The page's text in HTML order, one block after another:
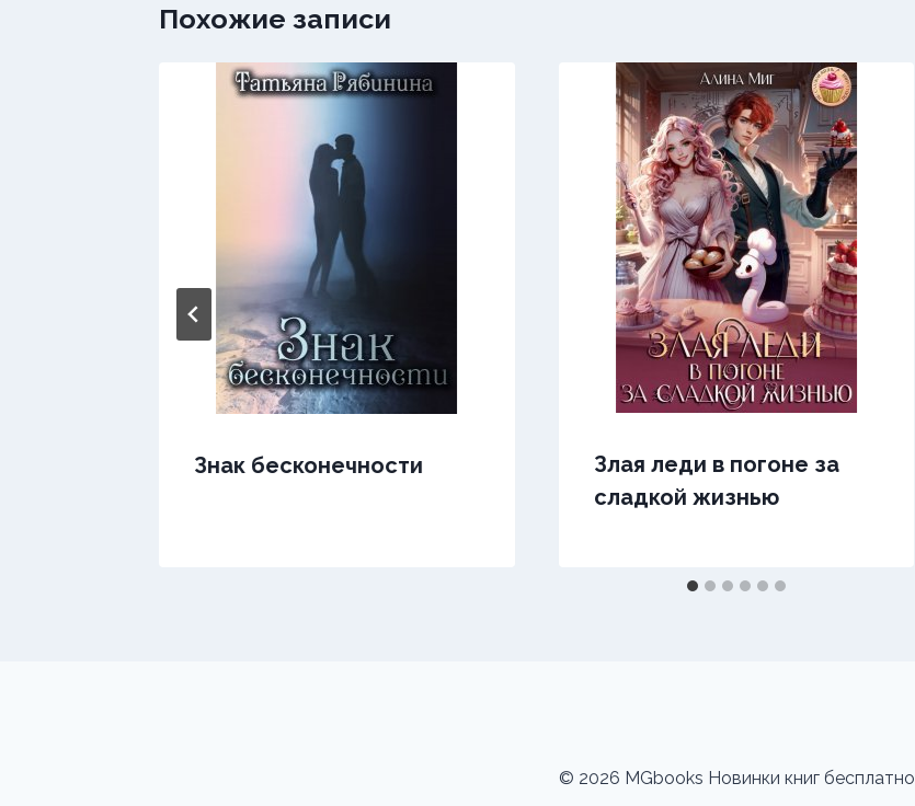
Похожие записи
Знак бесконечности
Злая леди в погоне за
сладкой жизнью
© 2026 MGbooks Новинки книг бесплатно